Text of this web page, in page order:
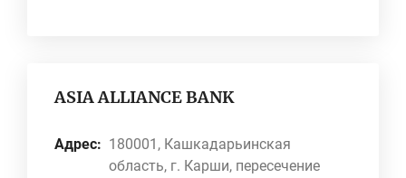
ASIA ALLIANCE BANK
Адрес: 180001, Кашкадарьинская
область, г. Карши, пересечение